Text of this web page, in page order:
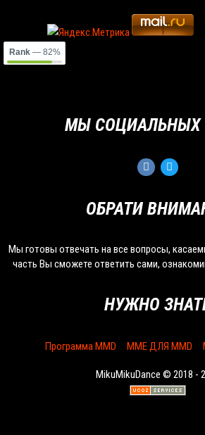
ОБРАТИ
Мы готовы отвечать на все вопросы,
часть Вы сможете ответить сами,
НУЖНО
Программа MMD MME ДЛЯ MMD
MikuMikuDance © 2018 -
Rank— 82%
МЫ СОЦИАЛЬНЫХ